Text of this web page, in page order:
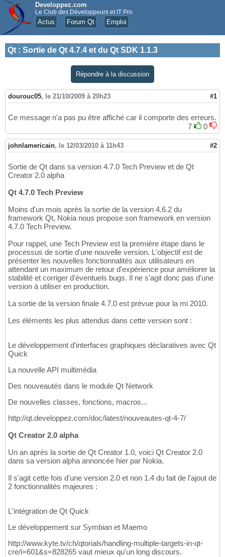
Developpez.com
Le Club des Développeurs et IT Pro
Actus Forum Qt Emploi
Qt : Sortie de Qt 4.7.4 et du Qt SDK 1.1.3
Répondre à la discussion
dourouc05, le 21/10/2009 à 20h23 #1
Ce message n'a pas pu être affiché car il comporte des erreurs.
7
0
johnlamericain, le 12/03/2010 à 11h43 #2
Sortie de Qt dans sa version 4.7.0 Tech Preview et de Qt
Creator 2.0 alpha
Qt 4.7.0 Tech Preview
Moins d'un mois après la sortie de la version 4.6.2 du
framework Qt, Nokia nous propose son framework en version
4.7.0 Tech Preview.
Pour rappel, une Tech Preview est la première étape dans le
processus de sortie d'une nouvelle version. L'objectif est de
présenter les nouvelles fonctionnalités aux utilisateurs en
attendant un maximum de retour d'expérience pour améliorer la
stabilité et corriger d'éventuels bugs. Il ne s'agit donc pas d'une
version à utiliser en production.
La sortie de la version finale 4.7.0 est prévue pour la mi 2010.
Les éléments les plus attendus dans cette version sont :
Le développement d'interfaces graphiques déclaratives avec Qt
Quick
La nouvelle API multimédia
Des nouveautés dans le module Qt Network
De nouvelles classes, fonctions, macros...
http://qt.developpez.com/doc/latest/nouveautes-qt-4-7/
Qt Creator 2.0 alpha
Un an après la sortie de Qt Creator 1.0, voici Qt Creator 2.0
dans sa version alpha annoncée hier par Nokia.
Il s'agit cette fois d'une version 2.0 et non 1.4 du fait de l'ajout de
2 fonctionnalités majeures :
L'intégration de Qt Quick
Le développement sur Symbian et Maemo
http://www.kyte.tv/ch/qtorials/handling-multiple-targets-in-qt-
cre/i=601&s=828265 vaut mieux qu'un long discours.